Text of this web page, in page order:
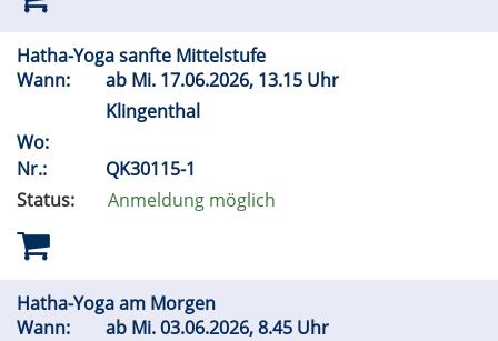
Hatha-Yoga sanfte Mittelstufe
Wann:
ab Mi. 17.06.2026, 13.15 Uhr
Klingenthal
Wo:
Nr.:
QK30115-1
Status:
Anmeldung möglich
Hatha-Yoga am Morgen
Wann:
ab Mi.03.06.2026, 8.45 Uhr